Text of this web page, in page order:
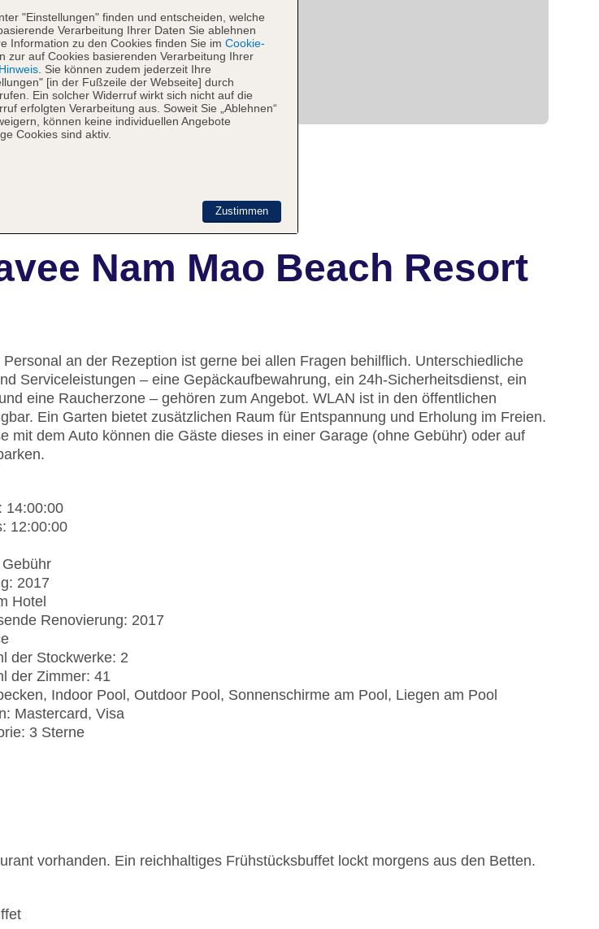
Nam Mao Beach Resort
an der Rezeption ist gerne bei allen Fragen behilflich. Unterschiedliche
Serviceleistungen – eine Gepäckaufbewahrung, ein 24h-Sicherheitsdienst, ein
eine Raucherzone – gehören zum Angebot. WLAN ist in den öffentlichen
Ein Garten bietet zusätzlichen Raum für Entspannung und Erholung im Freien.
mit dem Auto können die Gäste dieses in einer Garage (ohne Gebühr) oder auf
14:00:00
12:00:00
2017
Hotel
Renovierung: 2017
der Stockwerke: 2
der Zimmer: 41
Indoor Pool, Outdoor Pool, Sonnenschirme am Pool, Liegen am Pool
Mastercard, Visa
3 Sterne
vorhanden. Ein reichhaltiges Frühstücksbuffet lockt morgens aus den Betten.
"Einstellungen" finden und entscheiden, welche
Verarbeitung Ihrer Daten Sie ablehnen
Information zu den Cookies finden Sie im Cookie-
zur auf Cookies basierenden Verarbeitung Ihrer
. Sie können zudem jederzeit Ihre
[in der Fußzeile der Webseite] durch
Ein solcher Widerruf wirkt sich nicht auf die
erfolgten Verarbeitung aus. Soweit Sie „Ablehnen“
können keine individuellen Angebote
Cookies sind aktiv.
Zustimmen